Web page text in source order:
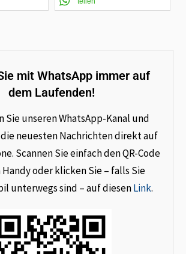
mit WhatsApp immer auf
dem Laufenden!
Sie unseren WhatsApp-Kanal und
neuesten Nachrichten direkt auf
Scannen Sie einfach den QR-Code
oder klicken Sie – falls Sie
unterwegs sind – auf diesenLink.